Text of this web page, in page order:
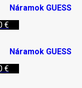
Náramok GUESS
€
Náramok GUESS
€